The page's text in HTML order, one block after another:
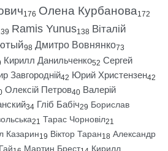
176 Олена Курбанова172
Ramis Yunus138 Віталій
98 Дмитро Вовнянко73
Кирилл Данильченко52 Сергей
Завгородній42 Юрий Христензен42
Олексій Петров40 Валерій
34 Гліб Бабіч29 Борислав
21 Тарас Чорновіл21
Казарин19 Віктор Таран18 Александр
Мартин Брест
Кирилл